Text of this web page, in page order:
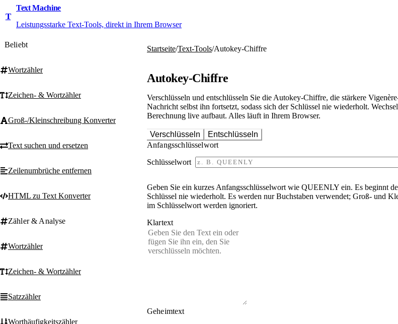
T
Text Machine
Leistungsstarke Text-Tools, direkt in Ihrem Browser
Beliebt
Wortzähler
Zeichen- & Wortzähler
Groß-/Kleinschreibung Konverter
Text suchen und ersetzen
Zeilenumbrüche entfernen
HTML zu Text Konverter
Zähler & Analyse
Wortzähler
Zeichen- & Wortzähler
Satzzähler
Worthäufigkeitszähler
Startseite/Text-Tools/Autokey-Chiffre
Autokey-Chiffre
Verschlüsseln und entschlüsseln Sie die Autokey-Chiffre, die stärkere
Nachricht selbst ihn fortsetzt, sodass sich der Schlüssel nie wiederholt.
Berechnung live aufbaut. Alles läuft in Ihrem Browser.
Verschlüsseln
Entschlüsseln
Anfangsschlüsselwort
Schlüsselwort
Geben Sie ein kurzes Anfangsschlüsselwort wie QUEENLY ein. Es beginnt
Schlüssel nie wiederholt. Es werden nur Buchstaben verwendet; Groß- und
im Schlüsselwort werden ignoriert.
Klartext
Geheimtext